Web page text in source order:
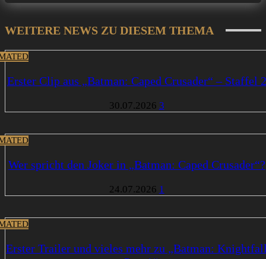
WEITERE NEWS ZU DIESEM THEMA
Erster Clip aus „Batman: Caped Crusader“ – Staffel 2
30.07.2026 3
Wer spricht den Joker in „Batman: Caped Crusader“?
24.07.2026 1
Erster Trailer und vieles mehr zu „Batman: